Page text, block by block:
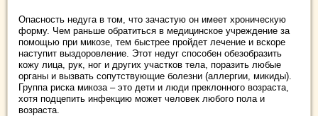
Опасность недуга в том, что зачастую он имеет хроническую
форму. Чем раньше обратиться в медицинское учреждение за
помощью при микозе, тем быстрее пройдет лечение и вскоре
наступит выздоровление. Этот недуг способен обезобразить
кожу лица, рук, ног и других участков тела, поразить любые
органы и вызвать сопутствующие болезни (аллергии, микиды).
Группа риска микоза – это дети и люди преклонного возраста,
хотя подцепить инфекцию может человек любого пола и
возраста.